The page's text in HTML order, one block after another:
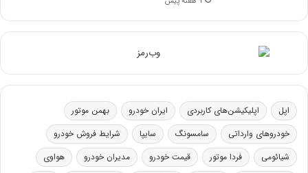
اپل اپلیکیشن‌های کاربردی ایران خودرو
بهمن موتور
خودروهای وارداتی
سامسونگ سایپا
شرایط فروش خودرو
شیائومی
فردا موتور قیمت خودرو مدیران خودرو
هواوی